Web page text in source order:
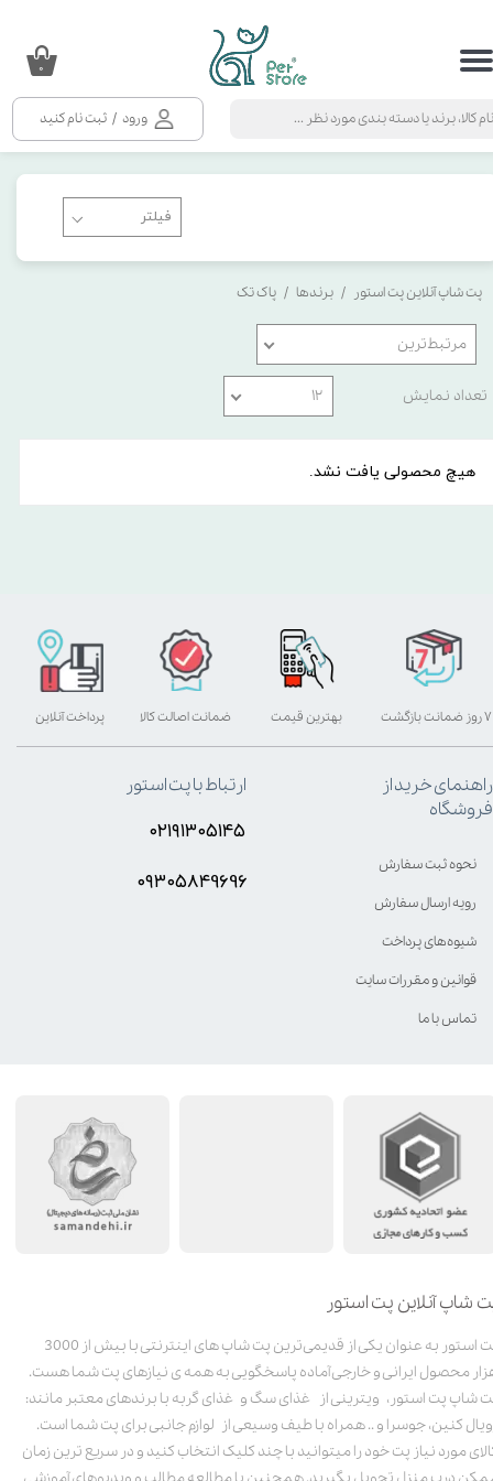
ورود / ثبت نام کنید
حساب کاربری من
سفارشات
۰
پت شاپ آنلاین پت استور برندها پاک تک
مرتبط‌ترین
تعداد نمایش ۱۲
هیچ محصولی یافت نشد.
شاپ آنلاین پت استور
پت استور به عنوان یکی از قدیمی‌ترین پت شاپ های اینترنتی با بیش از 3000
محصول ایرانی و خارجی آماده پاسخگویی به همه ی نیازهای پت شما هست.
شاپ پت استور، ویترینی از غذای سگ و غذای گربه با برندهای معتبر مانند:
کنین، جوسرا و .. همراه با طیف وسیعی از لوازم جانبی برای پت شما است.
مورد نیاز پت خود را میتوانید با چند کلیک انتخاب کنید و در سریع ترین زمان
بهترین قیمت پرداخت آنلاین ۷ روز ضمانت بازگشت ضمانت اصالت کالا
راهنمای خرید از
فروشگاه
نحوه ثبت سفارش
رویه ارسال سفارش
شیوه‌های پرداخت
قوانین و مقررات سایت
تماس با ما
ارتباط با پت استور
۰۲۱۹۱۳۰۵۱۴۵
۰۹۳۰۵8۴9696